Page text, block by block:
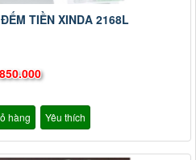
TIỀN XINDA 2168L
hàng Yêu thích